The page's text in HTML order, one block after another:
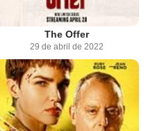
The Offer
29 de abril de 2022